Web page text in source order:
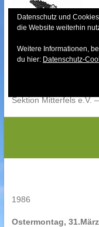
content
Sektion Mitterfels e.V.
1986
Ostermontag,
Datenschutz und
die Website weiterhin
Weitere Informationen,
du hier: Datenschutz-